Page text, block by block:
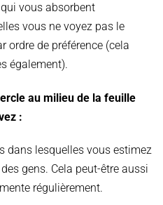
vous absorbent
vous ne voyez pas le
ordre de préférence (cela
également).
au milieu de la feuille
:
dans lesquelles vous estimez
gens. Cela peut-être aussi
régulièrement.